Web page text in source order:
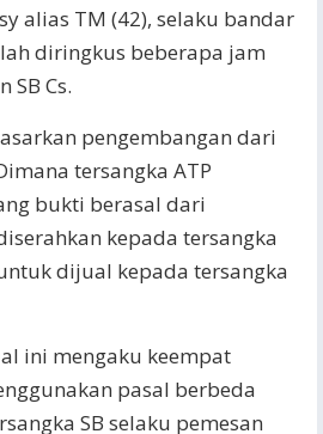
alias TM (42), selaku bandar
diringkus beberapa jam
SB Cs.
pengembangan dari
tersangka ATP
bukti berasal dari
kepada tersangka
dijual kepada tersangka
ini mengaku keempat
pasal berbeda
SB selaku pemesan